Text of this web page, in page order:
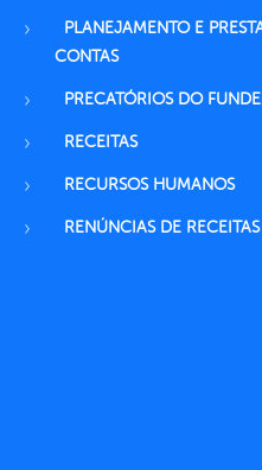
PLANEJAMENTO E
CONTAS
PRECATÓRIOS DO
RECEITAS
RECURSOS HUMANOS
RENÚNCIAS DE RECEITAS